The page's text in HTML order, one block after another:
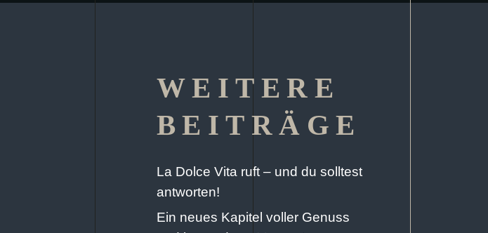
WEITERE
BEITRÄGE
La Dolce Vita ruft – und du solltest
antworten!
Ein neues Kapitel voller Genuss